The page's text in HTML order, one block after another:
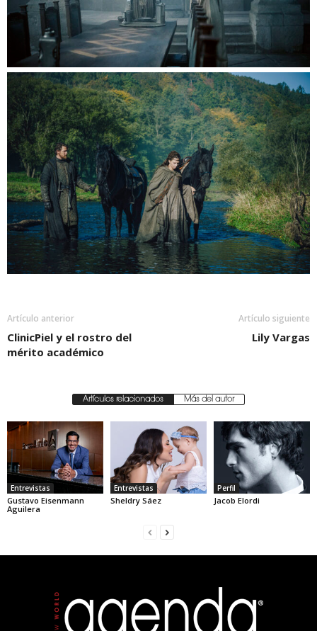
Artículo anterior
ClinicPiel y el rostro del
mérito académico
Artículo siguiente
Lily Vargas
Artículos relacionados Más del autor
Entrevistas
Gustavo Eisenmann
Aguilera
Entrevistas
Sheldry Sáez
Perfil
Jacob Elordi